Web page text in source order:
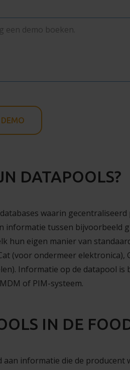
DATAPOOLS?
waarin
informatie tussen bijvoorbeeld
hun eigen manier van
(voor ondermeer
Informatie op de datapool
of PIM-systeem.
IN DE
aan informatie die de